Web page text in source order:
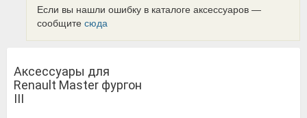
Если вы нашли ошибку в каталоге аксессуаров —
сообщите сюда
Аксессуары для
Renault Master фургон
III